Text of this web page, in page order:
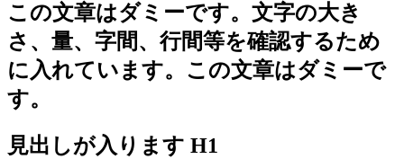
この文章はダミーです。文字の大き
さ、量、字間、行間等を確認するため
に入れています。この文章はダミーで
す。
見出しが入ります H1